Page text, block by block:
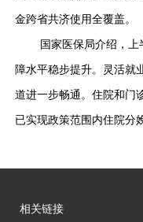
金跨省共济使用全覆盖。
国家医保局介绍，
障水平稳步提升。灵活就
道进一步畅通。住院和门
已实现政策范围内住院分
相关链接